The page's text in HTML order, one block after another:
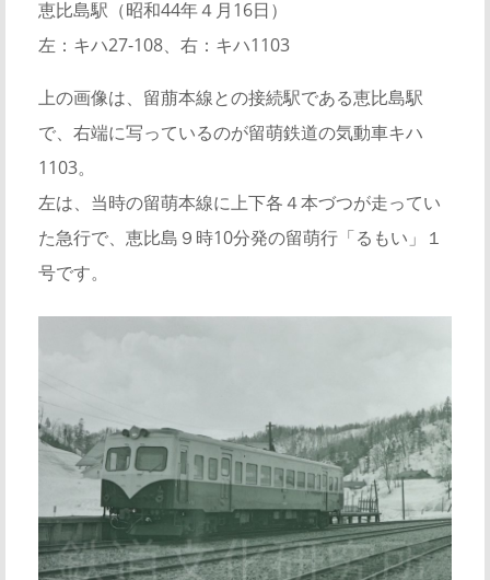
恵比島駅（昭和44年４月16日）
左：キハ27-108、右：キハ1103
上の画像は、留萠本線との接続駅である恵比島駅
で、右端に写っているのが留萌鉄道の気動車キハ
1103。
左は、当時の留萌本線に上下各４本づつが走ってい
た急行で、恵比島９時10分発の留萌行「るもい」１
号です。